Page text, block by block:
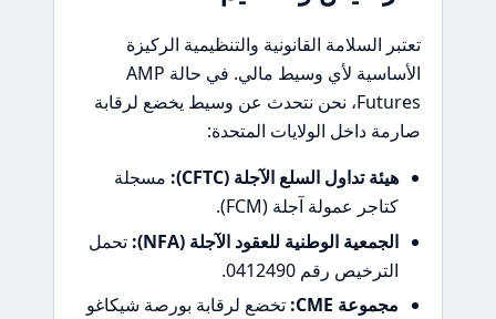
تعتبر السلامة القانونية والتنظيمية الركيزة
الأساسية لأي وسيط مالي. في حالة AMP
Futures، نحن نتحدث عن وسيط يخضع لرقابة
صارمة داخل الولايات المتحدة:
هيئة تداول السلع الآجلة (CFTC):
مسجلة
كتاجر عمولة آجلة (FCM).
الجمعية الوطنية للعقود الآجلة (NFA):
تحمل
الترخيص رقم 0412490.
مجموعة CME:
تخضع لرقابة بورصة شيكاغو